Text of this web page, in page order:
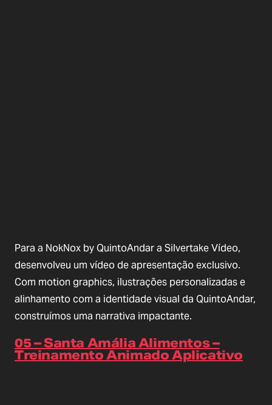
Para a NokNox by QuintoAndar a Silvertake Vídeo,
desenvolveu um vídeo de apresentação exclusivo.
Com motion graphics, ilustrações personalizadas e
alinhamento com a identidade visual da QuintoAndar,
construímos uma narrativa impactante.
05 – Santa Amália Alimentos –
Treinamento Animado Aplicativo